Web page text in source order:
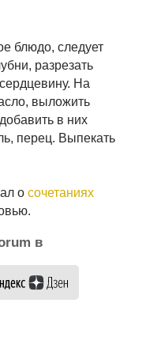
блюдо, следует
разрезать
На
выложить
в них
перец. Выпекать
о сочетаниях
в